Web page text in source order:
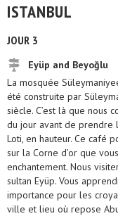
ISTANBUL
JOUR 3
Eyüp and Beyoğlu
La mosquée
été construite par
siècle. C’est là que nous
du jour avant de
Loti, en hauteur. Ce café
sur la Corne d’or que
enchantement. Nous
sultan Eyüp. Vous
importance pour les
ville et lieu où repose